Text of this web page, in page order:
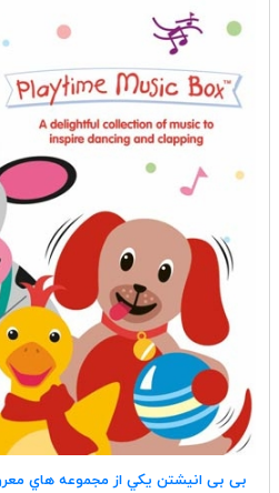
بی بی انیشتن يكي از مجموعه هاي